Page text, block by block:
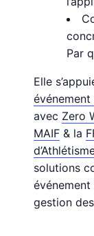
Par
Elle
avec Zero
MAIF & la
solutions
gestion